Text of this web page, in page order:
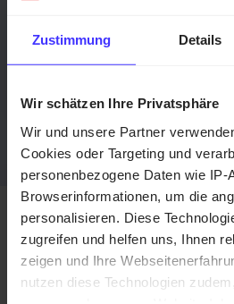
Zustimmung Details
Wir schätzen Ihre Privatsphäre
Wir und unsere Partner
Cookies oder Targeting und
personenbezogene Daten wie IP-
Browserinformationen, um die
personalisieren. Diese
zugreifen und helfen uns, Ihnen
zeigen und Ihre
nutzen diese Technologien
jeden Monat dutzende
Hast du